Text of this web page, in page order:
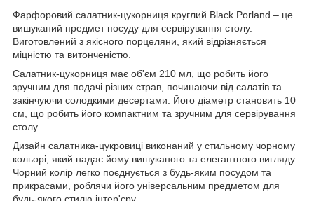
Фарфоровий салатник-цукорниця круглий Black Porland – це
вишуканий предмет посуду для сервірування столу.
Виготовлений з якісного порцеляни, який відрізняється
міцністю та витонченістю.
Салатник-цукорниця має об'єм 210 мл, що робить його
зручним для подачі різних страв, починаючи від салатів та
закінчуючи солодкими десертами. Його діаметр становить 10
см, що робить його компактним та зручним для сервірування
столу.
Дизайн салатника-цукровиці виконаний у стильному чорному
кольорі, який надає йому вишуканого та елегантного вигляду.
Чорний колір легко поєднується з будь-яким посудом та
прикрасами, роблячи його універсальним предметом для
будь-якого стилю інтер'єру.